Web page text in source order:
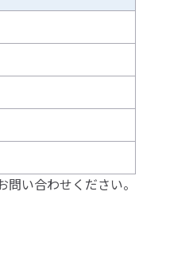
い合わせください。